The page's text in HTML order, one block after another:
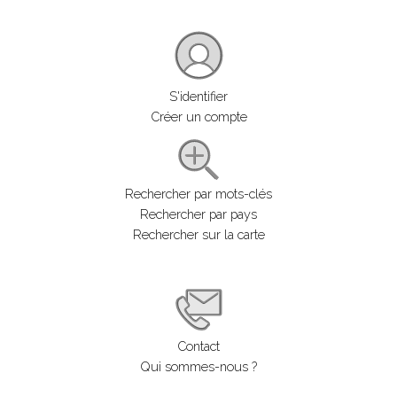
S'identifier
Créer un compte
Rechercher par mots-clés
Rechercher par pays
Rechercher sur la carte
Contact
Qui sommes-nous ?